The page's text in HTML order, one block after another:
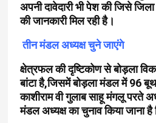
अपनी दावेदारी भी पेश की जिसे
की जानकारी मिल रही है।
तीन मंडल अध्यक्ष चुने जाएंगे
क्षेत्रफल की दृष्टिकोण से बोड़ला
बांटा है,जिसमें बोड़ला मंडल में 96
काशीराम वी गुलाब साहू मंगलू परते
मंडल अध्यक्ष का चुनाव किया जाना